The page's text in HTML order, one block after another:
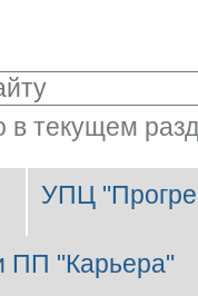
в текущем
УПЦ
ПП "Карьера"